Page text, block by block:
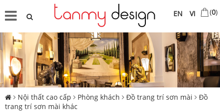
VI
EN (0)
Nội thất cao cấp Phòng khách Đồ trang trí sơn mài
Đồ
trang trí sơn mài khác